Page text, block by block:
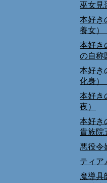
巫女見
本好き
養女）
本好き
の自称
本好き
化身）
本好き
夜）
本好き
貴族院
悪役令
ティア
魔導具